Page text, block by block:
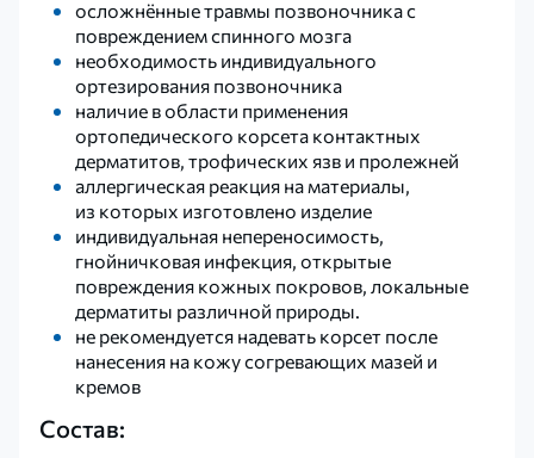
осложнённые травмы позвоночника с
повреждением спинного мозга
необходимость индивидуального
ортезирования позвоночника
наличие в области применения
ортопедического корсета контактных
дерматитов, трофических язв и пролежней
аллергическая реакция на материалы,
из которых изготовлено изделие
индивидуальная непереносимость,
гнойничковая инфекция, открытые
повреждения кожных покровов, локальные
дерматиты различной природы.
не рекомендуется надевать корсет после
нанесения на кожу согревающих мазей и
кремов
Состав: